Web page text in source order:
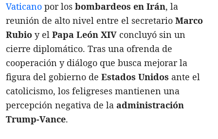
Vaticano por los bombardeos en Irán, la
reunión de alto nivel entre el secretario Marco
Rubio y el Papa León XIV concluyó sin un
cierre diplomático. Tras una ofrenda de
cooperación y diálogo que busca mejorar la
figura del gobierno de Estados Unidos ante el
catolicismo, los feligreses mantienen una
percepción negativa de la administración
Trump-Vance.